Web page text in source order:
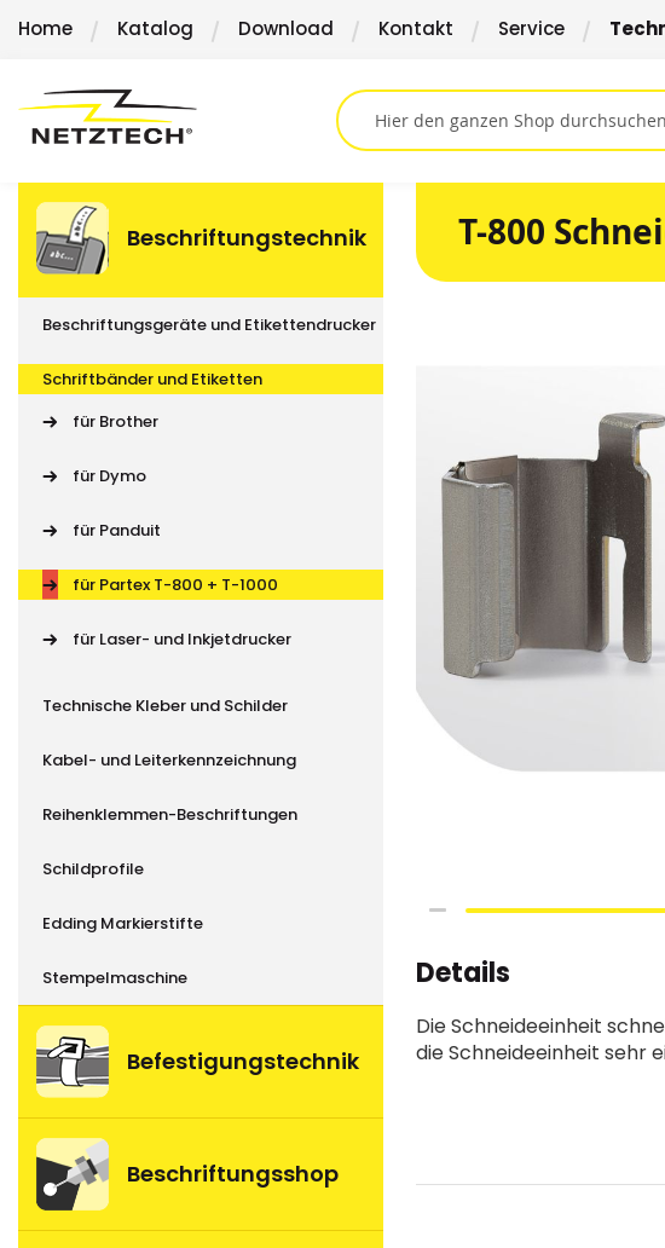
Direkt
Home Katalog Download Kontakt Service
Beschriftungstechnik
Beschriftungsgeräte und Etikettendrucker
Schriftbänder und Etiketten
für Brother
für Dymo
für Panduit
für Partex T-800 + T-1000
für Laser- und Inkjetdrucker
Technische Kleber und Schilder
Kabel- und Leiterkennzeichnung
Reihenklemmen-Beschriftungen
Schildprofile
Edding Markierstifte
Stempelmaschine
Befestigungstechnik
Beschriftungsshop
T-800
Bildergalerie
the
of
the
Details
Die Schneideeinheit
die Schneideeinheit sehr